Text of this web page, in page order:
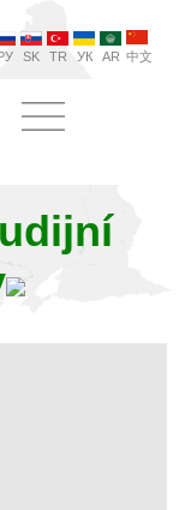
SK TR УК AR 中文